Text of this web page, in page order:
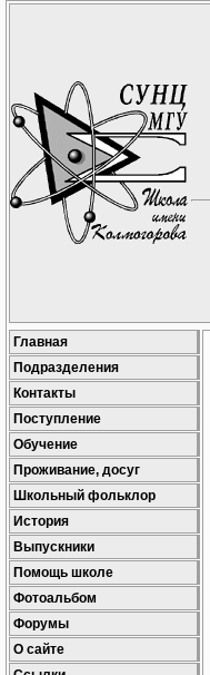
Главная
Подразделения
Контакты
Поступление
Обучение
Проживание, досуг
Школьный фольклор
История
Выпускники
Помощь школе
Фотоальбом
Форумы
О сайте